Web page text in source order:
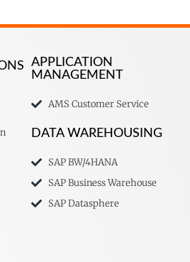
APPLICATION
MANAGEMENT
AMS Customer Service
DATA WAREHOUSING
SAP BW/4HANA
SAP Business Warehouse
SAP Datasphere